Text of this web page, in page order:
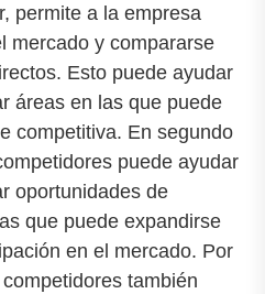
permite a la empresa
mercado y compararse
Esto puede ayudar
áreas en las que puede
competitiva. En segundo
puede ayudar
oportunidades de
que puede expandirse
en el mercado. Por
también